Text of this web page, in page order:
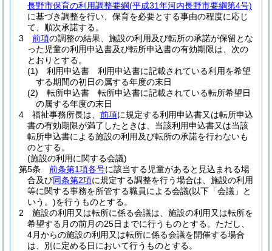
長野市保育の利用調整要綱(平成31年河内長野市要綱第4号)
に基づき調整を行い、保育を必要とする事由の程度に応じ
て、順次承諾する。
3
前項の調整の結果、施設の利用及び転所の承諾が保留とな
った児童の利用申込書及び転所申込書の有効期限は、次の
とおりとする。
(1)
利用申込書 利用申込書に記載されている利用を希望
する期間の初日の属する年度の末日
(2)
転所申込書 転所申込書に記載されている転所希望日
の属する年度の末日
4
福祉事務所長は、 前項に規定する利用申込書又は転所申込
書の有効期限が満了したときは、当該利用申込書又は当該
転所申込書による施設の利用及び転所の承諾を行わないも
のとする。
(施設の利用に関する会議)
第5条
前条第1項各号に該当する児童があると見込まれる場
合及び同条第2項に規定する調整を行う場合は、施設の利用
等に関する事務を所管する職員による会議(以下「会議」と
いう。)を行うものとする。
2
施設の利用又は転所に係る会議は、施設の利用又は転所を
希望する月の前月の25日までに行うものとする。 ただし、
4月からの施設の利用又は転所に係る会議を開催する場合
は、別に定める日において行うものとする。